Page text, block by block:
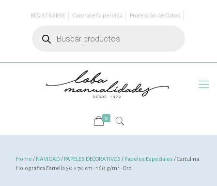
REGISTRARSE Contraseña perdida
Protección de Datos
productos
0
Home / NAVIDAD/ PAPELES DECORATIVOS / Papeles Especiales / Cartulina
Holográfica Estrella 50 × 70 cm · 160 g/m² · Oro